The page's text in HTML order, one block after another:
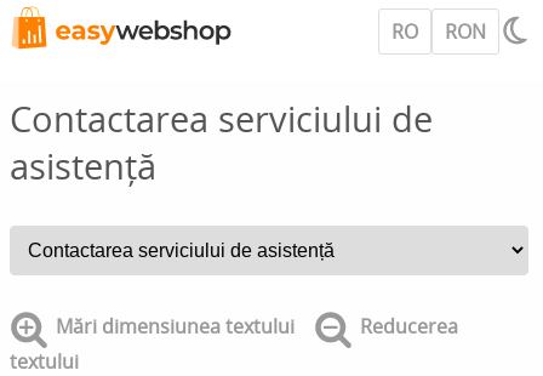
RO RON
Contactarea serviciului de
asistență
Mări dimensiunea textului
Reducerea
textului